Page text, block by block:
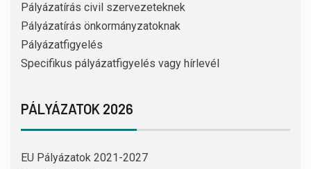
Pályázatírás civil szervezeteknek
Pályázatírás önkormányzatoknak
Pályázatfigyelés
Specifikus pályázatfigyelés vagy hírlevél
PÁLYÁZATOK 2026
EU Pályázatok 2021-2027